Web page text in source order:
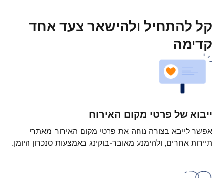
קל להתחיל ולהישאר צעד אחד
קדימה
ייבוא של פרטי מקום האירוח
אפשר לייבא בצורה נוחה את פרטי מקום האירוח מאתרי
תיירות אחרים, ולהימנע מאובר-בוקינג באמצעות סנכרון היומן.